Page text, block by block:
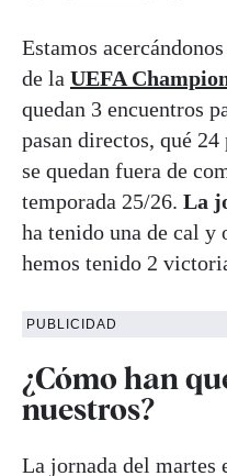
Estamos
de la UEFA
quedan 3 encuentros
pasan directos, qué 24
se quedan fuera de
temporada 25/26. La
ha tenido una de cal y
hemos tenido 2
PUBLICIDAD
¿Cómo han
nuestros?
La jornada del martes